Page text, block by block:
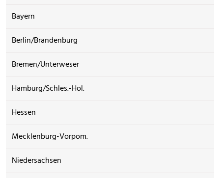
Bayern
Berlin/Brandenburg
Bremen/Unterweser
Hamburg/Schles.-Hol.
Hessen
Mecklenburg-Vorpom.
Niedersachsen